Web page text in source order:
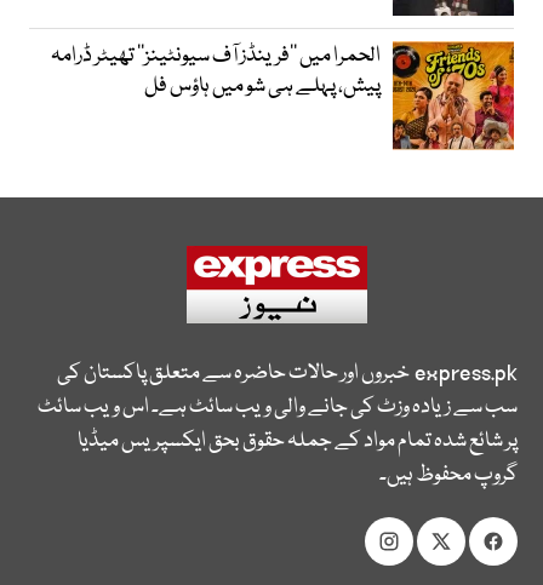
الحمرا میں ’’فرینڈز آف سیونٹینز‘‘ تھیٹر ڈرامہ
پیش، پہلے ہی شو میں ہاؤس فل
express.pkخبروں اور حالات حاضرہ سے متعلق پاکستان کی
سب سے زیادہ وزٹ کی جانے والی ویب سائٹ ہے۔ اس ویب سائٹ
پر شائع شدہ تمام مواد کے جملہ حقوق بحق ایکسپریس میڈیا
گروپ محفوظ ہیں۔